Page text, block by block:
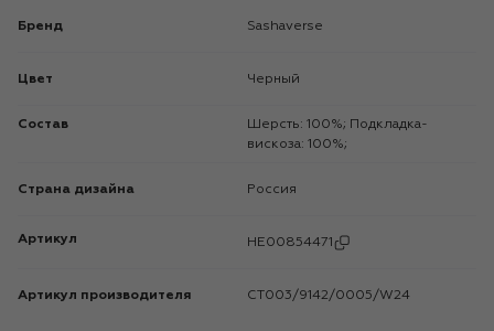
Бренд Sashaverse
Цвет Черный
Состав
Шерсть: 100%; Подкладка-
вискоза: 100%;
Страна дизайна Россия
Артикул HE00854471
Артикул производителя CT003/9142/0005/W24